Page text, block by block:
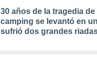
30 años de la tragedia de
camping se levantó en
sufrió dos grandes